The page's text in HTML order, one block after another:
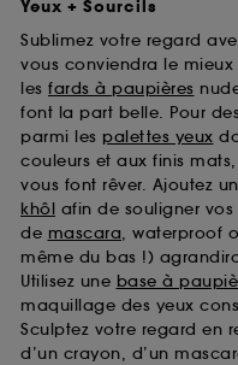
Yeux + Sourcils
Sublimez votre regard
vous conviendra le
les fards à paupières
font la part belle. Pour
parmi les palettes yeux
couleurs et aux finis
vous font rêver. Ajoutez
khôl afin de souligner
de mascara, waterproof
même du bas !)
Utilisez une base à
maquillage des yeux
Sculptez votre regard en
d’un crayon, d’un